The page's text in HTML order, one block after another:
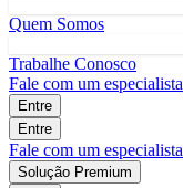
Quem Somos
Trabalhe Conosco
Fale com um especialista
Entre
Entre
Fale com um especialista
Solução Premium